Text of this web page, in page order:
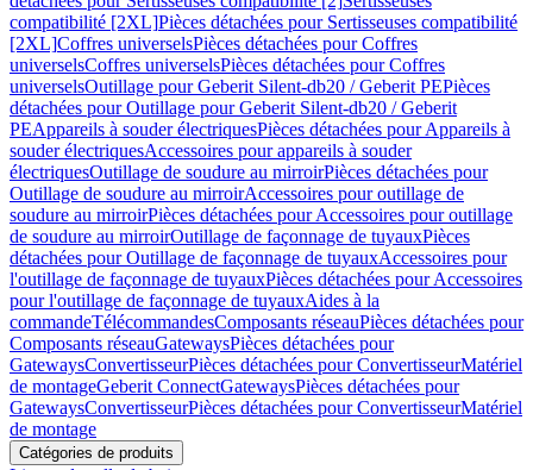
compatibilité [2XL]Pièces détachées pour Sertisseuses compatibilité
[2XL]Coffres universelsPièces détachées pour Coffres
universelsCoffres universelsPièces détachées pour Coffres
universelsOutillage pour Geberit Silent-db20 / Geberit PEPièces
détachées pour Outillage pour Geberit Silent-db20 / Geberit
PEAppareils à souder électriquesPièces détachées pour Appareils à
souder électriquesAccessoires pour appareils à souder
électriquesOutillage de soudure au mirroirPièces détachées pour
Outillage de soudure au mirroirAccessoires pour outillage de
soudure au mirroirPièces détachées pour Accessoires pour outillage
de soudure au mirroirOutillage de façonnage de tuyauxPièces
détachées pour Outillage de façonnage de tuyauxAccessoires pour
l'outillage de façonnage de tuyauxPièces détachées pour Accessoires
pour l'outillage de façonnage de tuyauxAides à la
commandeTélécommandesComposants réseauPièces détachées pour
Composants réseauGatewaysPièces détachées pour
GatewaysConvertisseurPièces détachées pour ConvertisseurMatériel
de montageGeberit ConnectGatewaysPièces détachées pour
GatewaysConvertisseurPièces détachées pour ConvertisseurMatériel
de montage
Catégories de produits